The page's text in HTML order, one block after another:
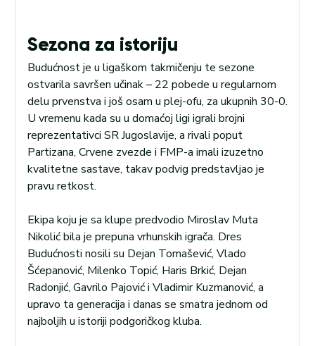
Sezona za istoriju
Budućnost je u ligaškom takmičenju te sezone
ostvarila savršen učinak – 22 pobede u regularnom
delu prvenstva i još osam u plej-ofu, za ukupnih 30-0.
U vremenu kada su u domaćoj ligi igrali brojni
reprezentativci SR Jugoslavije, a rivali poput
Partizana, Crvene zvezde i FMP-a imali izuzetno
kvalitetne sastave, takav podvig predstavljao je
pravu retkost.
Ekipa koju je sa klupe predvodio Miroslav Muta
Nikolić bila je prepuna vrhunskih igrača. Dres
Budućnosti nosili su Dejan Tomašević, Vlado
Šćepanović, Milenko Topić, Haris Brkić, Dejan
Radonjić, Gavrilo Pajović i Vladimir Kuzmanović, a
upravo ta generacija i danas se smatra jednom od
najboljih u istoriji podgoričkog kluba.